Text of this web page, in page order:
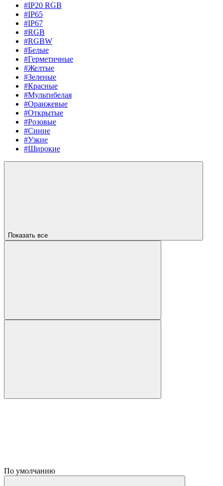
#IP20 RGB
#IP65
#IP67
#RGB
#RGBW
#Белые
#Герметичные
#Желтые
#Зеленые
#Красные
#Мультибелая
#Оранжевые
#Открытые
#Розовые
#Синие
#Узкие
#Широкие
Показать все
По умолчанию